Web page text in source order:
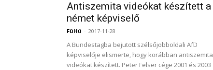
Antiszemita videókat készített a
német képviselő
FüHü - 2017-11-28
A Bundestagba bejutott szélsőjobboldali AfD
képviselője elismerte, hogy korábban antiszemita
videókat készített. Peter Felser cége 2001 és 2003